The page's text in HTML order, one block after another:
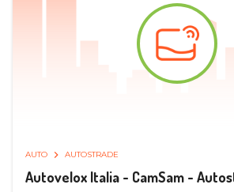
AUTO AUTOSTRADE
Autovelox Italia - CamSam -